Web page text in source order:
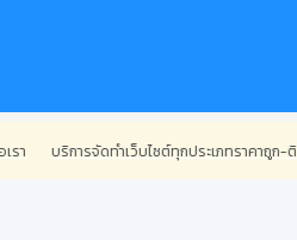
บริการจัดทำเว็บไซต์ทุกประเภทราคาถูก-ติดต่อเรา